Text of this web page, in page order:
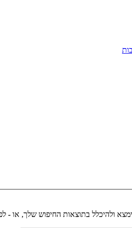
ולהיכלל בתוצאות החיפוש שלך, או -